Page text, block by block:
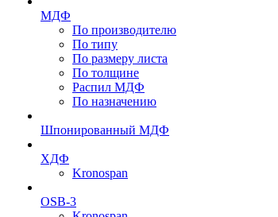
МДФ
По производителю
По типу
По размеру листа
По толщине
Распил МДФ
По назначению
Шпонированный МДФ
ХДФ
Kronospan
OSB-3